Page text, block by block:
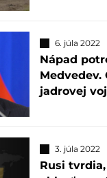
6. júla 2022
Nápad
jadrovej
3. júla 2022
Rusi